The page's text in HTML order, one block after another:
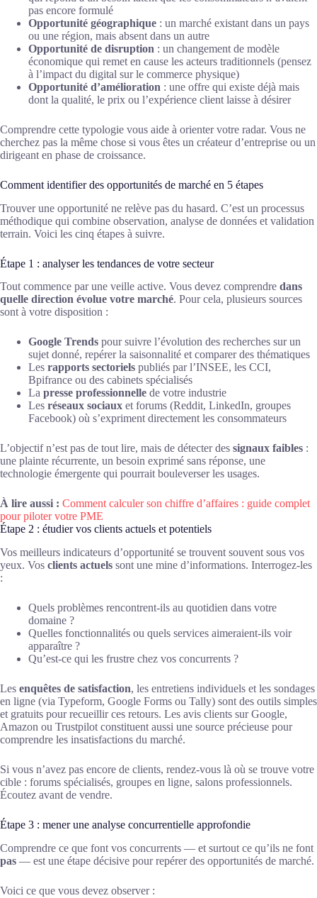
pas encore formulé
Opportunité géographique : un marché existant dans un pays
ou une région, mais absent dans un autre
Opportunité de disruption : un changement de modèle
économique qui remet en cause les acteurs traditionnels (pensez
à l’impact du digital sur le commerce physique)
Opportunité d’amélioration : une offre qui existe déjà mais
dont la qualité, le prix ou l’expérience client laisse à désirer
Comprendre cette typologie vous aide à orienter votre radar. Vous ne
cherchez pas la même chose si vous êtes un créateur d’entreprise ou un
dirigeant en phase de croissance.
Comment identifier des opportunités de marché en 5 étapes
Trouver une opportunité ne relève pas du hasard. C’est un processus
méthodique qui combine observation, analyse de données et validation
terrain. Voici les cinq étapes à suivre.
Étape 1 : analyser les tendances de votre secteur
Tout commence par une veille active. Vous devez comprendre dans
quelle direction évolue votre marché. Pour cela, plusieurs sources
sont à votre disposition :
Google Trends pour suivre l’évolution des recherches sur un
sujet donné, repérer la saisonnalité et comparer des thématiques
Les rapports sectoriels publiés par l’INSEE, les CCI,
Bpifrance ou des cabinets spécialisés
La presse professionnelle de votre industrie
Les réseaux sociaux et forums (Reddit, LinkedIn, groupes
Facebook) où s’expriment directement les consommateurs
L’objectif n’est pas de tout lire, mais de détecter des signaux faibles :
une plainte récurrente, un besoin exprimé sans réponse, une
technologie émergente qui pourrait bouleverser les usages.
À lire aussi : Comment calculer son chiffre d’affaires : guide complet
pour piloter votre PME
Étape 2 : étudier vos clients actuels et potentiels
Vos meilleurs indicateurs d’opportunité se trouvent souvent sous vos
yeux. Vos clients actuels sont une mine d’informations. Interrogez-les
:
Quels problèmes rencontrent-ils au quotidien dans votre
domaine ?
Quelles fonctionnalités ou quels services aimeraient-ils voir
apparaître ?
Qu’est-ce qui les frustre chez vos concurrents ?
Les enquêtes de satisfaction, les entretiens individuels et les sondages
en ligne (via Typeform, Google Forms ou Tally) sont des outils simples
et gratuits pour recueillir ces retours. Les avis clients sur Google,
Amazon ou Trustpilot constituent aussi une source précieuse pour
comprendre les insatisfactions du marché.
Si vous n’avez pas encore de clients, rendez-vous là où se trouve votre
cible : forums spécialisés, groupes en ligne, salons professionnels.
Écoutez avant de vendre.
Étape 3 : mener une analyse concurrentielle approfondie
Comprendre ce que font vos concurrents — et surtout ce qu’ils ne font
pas — est une étape décisive pour repérer des opportunités de marché.
Voici ce que vous devez observer :